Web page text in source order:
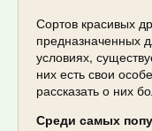
Сортов красивых
предназначенных
условиях,
них есть свои
рассказать о них
Среди самых